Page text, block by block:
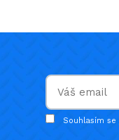
Souhlasím se